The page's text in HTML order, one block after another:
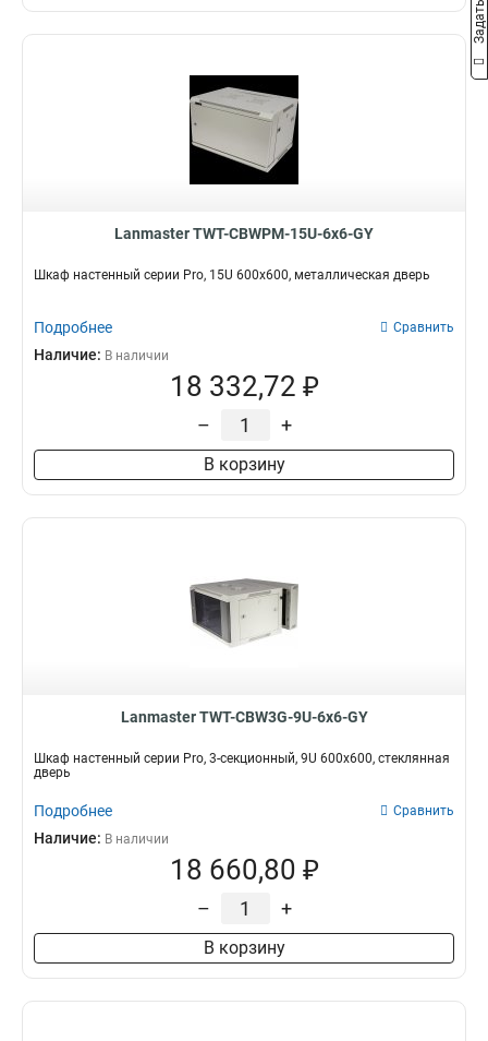
Lanmaster TWT-CBWPM-15U-6x6-GY
Шкаф настенный серии Pro, 15U 600x600, металлическая дверь
Подробнее Сравнить
Наличие: В наличии
18 332,72 ₽
– +
В корзину
Lanmaster TWT-CBW3G-9U-6x6-GY
Шкаф настенный серии Pro, 3-секционный, 9U 600x600, стеклянная
дверь
Подробнее Сравнить
Наличие: В наличии
18 660,80 ₽
– +
В корзину